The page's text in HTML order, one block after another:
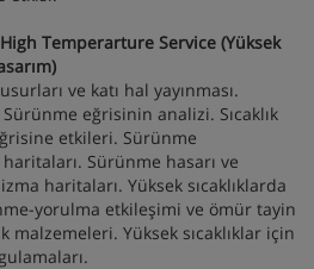
Temperarture Service (Yüksek
ve katı hal yayınması.
eğrisinin analizi. Sıcaklık
etkileri. Sürünme
Sürünme hasarı ve
haritaları. Yüksek sıcaklıklarda
yorulma etkileşimi ve ömür tayin
malzemeleri. Yüksek sıcaklıklar için